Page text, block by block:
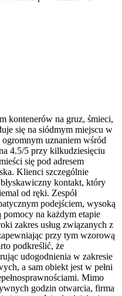
kontenerów na gruz, śmieci,
się na siódmym miejscu w
uznaniem wśród
4.5/5 przy kilkudziesięciu
się pod adresem
Klienci szczególnie
kontakt, który
od ręki. Zespół
podejściem, wysoką
pomocy na każdym etapie
zakres usług związanych z
przy tym wzorową
podkreślić, że
udogodnienia w zakresie
a sam obiekt jest w pełni
Mimo
godzin otwarcia, firma